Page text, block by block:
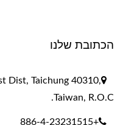
הכתובת שלנו
Dist, Taichung 40310,
Taiwan, R.O.C.
+886-4-23231515